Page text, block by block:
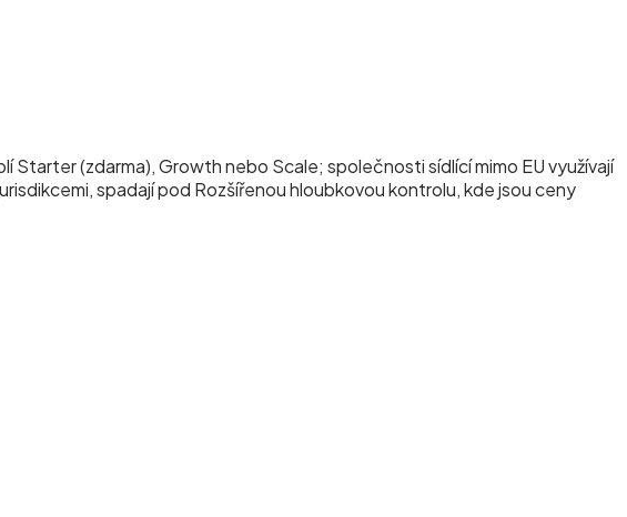
(zdarma), Growth nebo Scale; společnosti sídlící mimo EU využívají
spadají pod Rozšířenou hloubkovou kontrolu, kde jsou ceny